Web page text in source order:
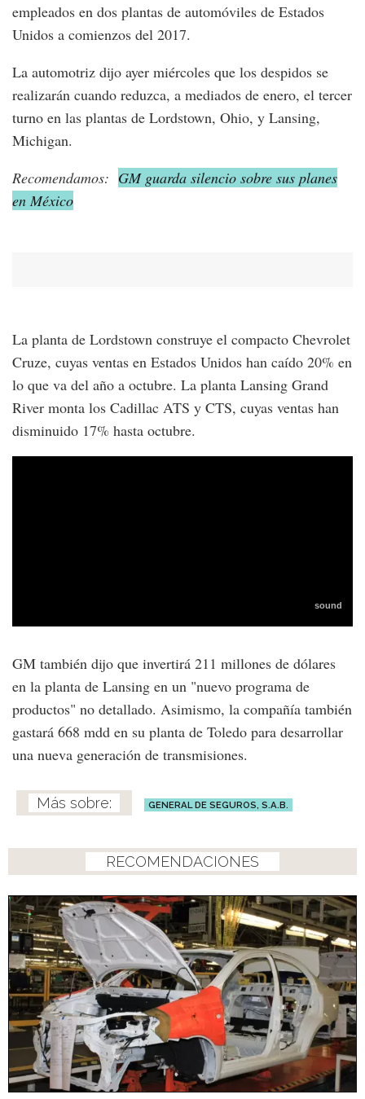
empleados en dos plantas de automóviles de Estados
Unidos a comienzos del 2017.
La automotriz dijo ayer miércoles que los despidos se
realizarán cuando reduzca, a mediados de enero, el tercer
turno en las plantas de Lordstown, Ohio, y Lansing,
Michigan.
Recomendamos: GM guarda silencio sobre sus planes
en México
La planta de Lordstown construye el compacto Chevrolet
Cruze, cuyas ventas en Estados Unidos han caído 20% en
lo que va del año a octubre. La planta Lansing Grand
River monta los Cadillac ATS y CTS, cuyas ventas han
disminuido 17% hasta octubre.
GM también dijo que invertirá 211 millones de dólares
en la planta de Lansing en un "nuevo programa de
productos" no detallado. Asimismo, la compañía también
gastará 668 mdd en su planta de Toledo para desarrollar
una nueva generación de transmisiones.
GENERAL DE SEGUROS, S.A.B.
RECOMENDACIONES